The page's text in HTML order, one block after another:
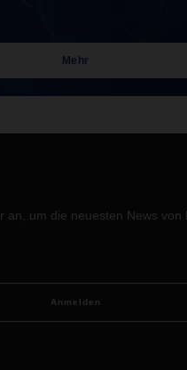
Mehr
an, um die neuesten News von
Anmelden